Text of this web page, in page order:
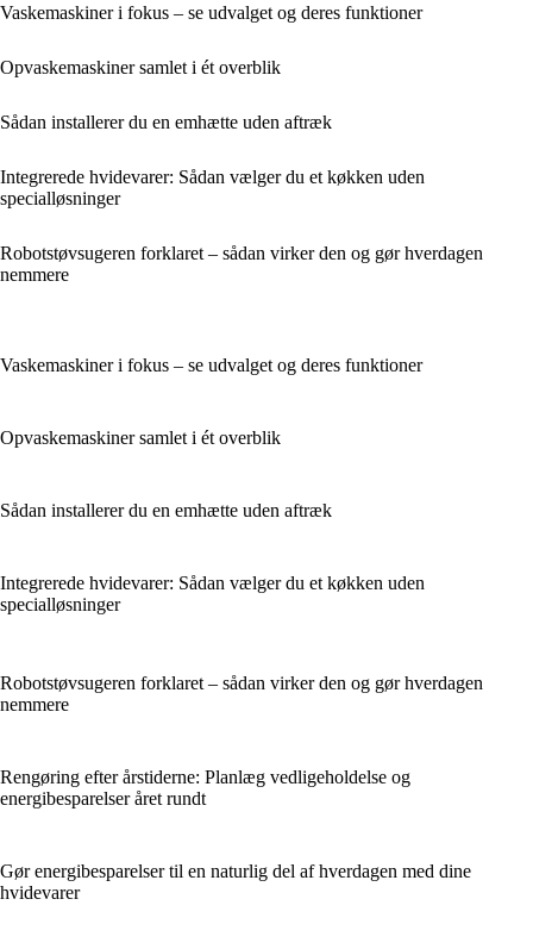
Vaskemaskiner i fokus – se udvalget og deres funktioner
Opvaskemaskiner samlet i ét overblik
Sådan installerer du en emhætte uden aftræk
Integrerede hvidevarer: Sådan vælger du et køkken uden
specialløsninger
Robotstøvsugeren forklaret – sådan virker den og gør hverdagen
nemmere
Vaskemaskiner i fokus – se udvalget og deres funktioner
Opvaskemaskiner samlet i ét overblik
Sådan installerer du en emhætte uden aftræk
Integrerede hvidevarer: Sådan vælger du et køkken uden
specialløsninger
Robotstøvsugeren forklaret – sådan virker den og gør hverdagen
nemmere
Rengøring efter årstiderne: Planlæg vedligeholdelse og
energibesparelser året rundt
Gør energibesparelser til en naturlig del af hverdagen med dine
hvidevarer